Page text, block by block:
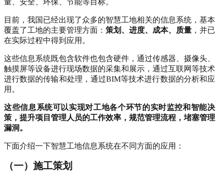
目前，我国已经出现了众多的智慧工地相关的信息系统，基本
覆盖了工地的主要管理方面： 策划、进度、成本、质量 ，并已
在实际过程中得到应用。
这些信息系统既包含软件也包含硬件，通过传感器、摄像头、
触摸屏等设备进行现场数据的采集和展示，通过互联网等技术
进行数据的传输和处理，通过BIM等技术进行数据的分析和应
用。
这些信息系统可以实现对工地各个环节的实时监控和智能决
策，提升项目管理人员的工作效率，规范管理流程，堵塞管理
漏洞。
下面介绍一下智慧工地信息系统在不同方面的应用：
（一）施工策划